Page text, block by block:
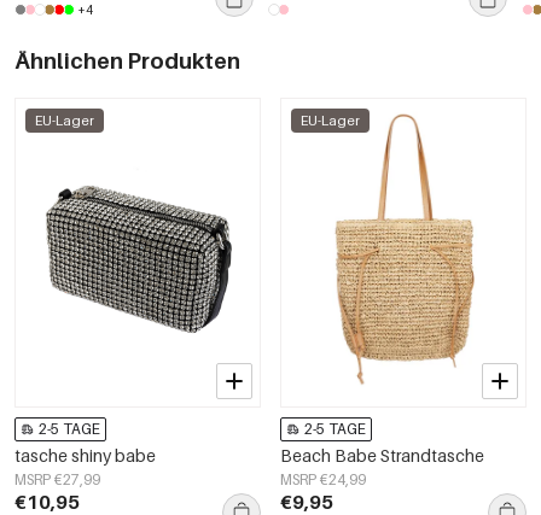
+4
Ähnlichen Produkten
EU-Lager
2-5 TAGE
tasche shiny babe
MSRP €27,99
€10,95
EU-Lager
2-5 TAGE
Beach Babe Strandtasche
MSRP €24,99
€9,95